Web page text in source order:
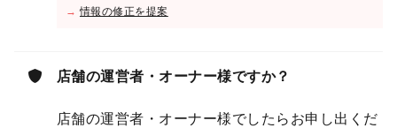
→情報の修正を提案
店舗の運営者・オーナー様ですか？
店舗の運営者・オーナー様でしたらお申し出くだ